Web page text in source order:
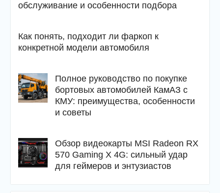
обслуживание и особенности подбора
Как понять, подходит ли фаркоп к
конкретной модели автомобиля
Полное руководство по покупке
бортовых автомобилей КамАЗ с
КМУ: преимущества, особенности
и советы
Обзор видеокарты MSI Radeon RX
570 Gaming X 4G: сильный удар
для геймеров и энтузиастов